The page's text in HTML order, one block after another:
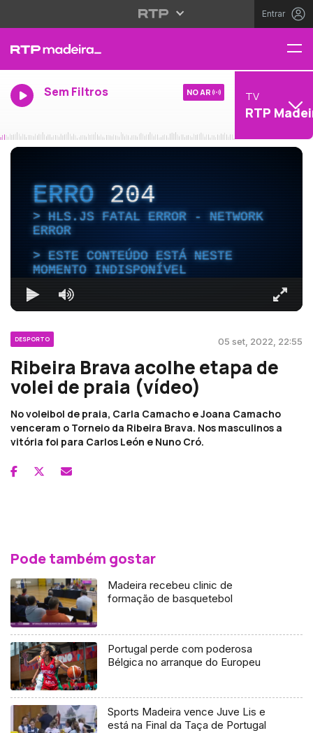
Entrar
Sem Filtros NO AR TV
RTP
ERRO204
HLS.JS FATAL ERROR - NETWORK
ERROR
ESTE CONTEÚDO ESTÁ NESTE
MOMENTO INDISPONÍVEL
DESPORTO 05 set, 2022, 22:55
Ribeira Brava acolhe etapa de
volei de praia (vídeo)
No voleibol de praia, Carla Camacho e Joana Camacho
venceram o Torneio da Ribeira Brava. Nos masculinos a
vitória foi para Carlos León e Nuno Cró.
Pode também gostar
Madeira recebeu clinic de
formação de basquetebol
Portugal perde com poderosa
Bélgica no arranque do Europeu
Sports Madeira vence Juve Lis e
está na Final da Taça de Portugal